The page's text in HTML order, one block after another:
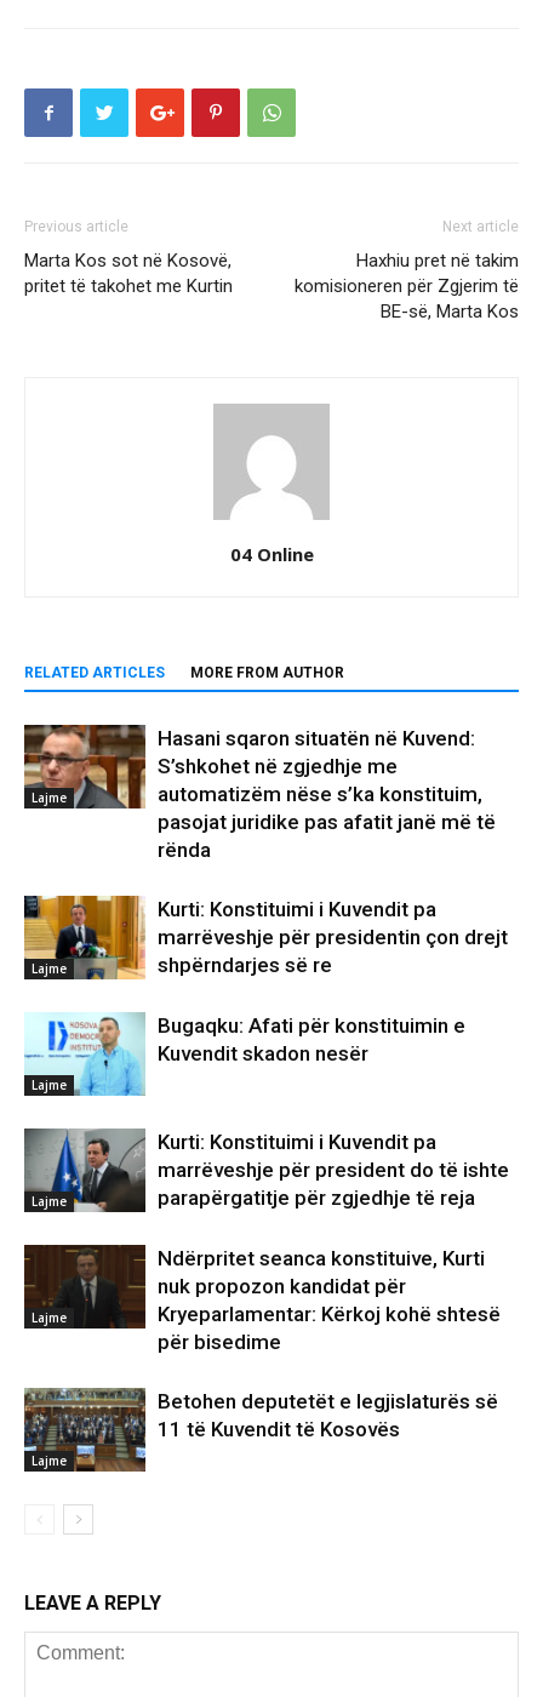
Previous article
Marta Kos sot në Kosovë,
pritet të takohet me Kurtin
Next article
Haxhiu pret në takim
komisioneren për Zgjerim të
BE-së, Marta Kos
04 Online
RELATED ARTICLES MORE FROM AUTHOR
Lajme
Hasani sqaron situatën në Kuvend:
S’shkohet në zgjedhje me
automatizëm nëse s’ka konstituim,
pasojat juridike pas afatit janë më të
rënda
Lajme
Kurti: Konstituimi i Kuvendit pa
marrëveshje për presidentin çon drejt
shpërndarjes së re
Lajme
Bugaqku: Afati për konstituimin e
Kuvendit skadon nesër
Lajme
Kurti: Konstituimi i Kuvendit pa
marrëveshje për president do të ishte
parapërgatitje për zgjedhje të reja
Lajme
Ndërpritet seanca konstituive, Kurti
nuk propozon kandidat për
Kryeparlamentar: Kërkoj kohë shtesë
për bisedime
Lajme
Betohen deputetët e legjislaturës së
11 të Kuvendit të Kosovës
LEAVE A REPLY